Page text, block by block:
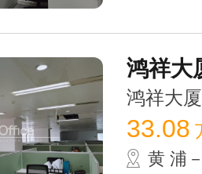
鸿祥大
鸿祥大
33.08
黄 浦